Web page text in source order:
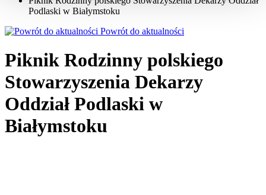
Podlaski w Białymstoku
Powrót do aktualności
Piknik Rodzinny polskiego
Stowarzyszenia Dekarzy
Oddział Podlaski w
Białymstoku